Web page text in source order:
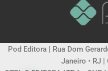
Pod Editora | Rua Dom
Janeiro • RJ